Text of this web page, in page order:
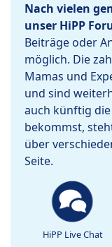
Nach vielen
unser HiPP
Beiträge oder
möglich. Die
Mamas und
und sind
auch künftig
bekommst,
über
Seite.
HiPP Live Chat